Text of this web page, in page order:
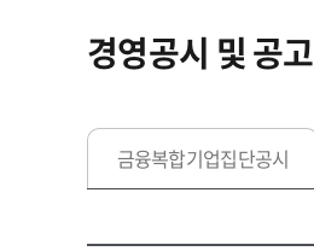
으
로
동
경영공시 및 공고
금융복합기업집단공시